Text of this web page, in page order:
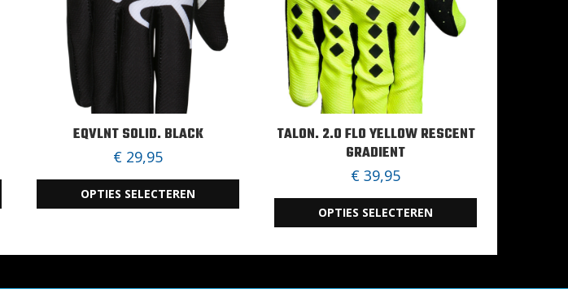
EQVLNT SOLID. BLACK
€ 29,95
OPTIES SELECTEREN
TALON. 2.0 FLO YELLOW RESCENT
GRADIENT
€ 39,95
OPTIES SELECTEREN
product